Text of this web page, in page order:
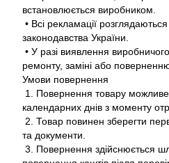
встановлюється виробником.
• Всі рекламації
законодавства України.
• У разі виявлення
ремонту, заміні або поверненню
Умови повернення
1. Повернення товару
календарних днів з моменту
2. Товар повинен зберегти
та документи.
3. Повернення здійснюється